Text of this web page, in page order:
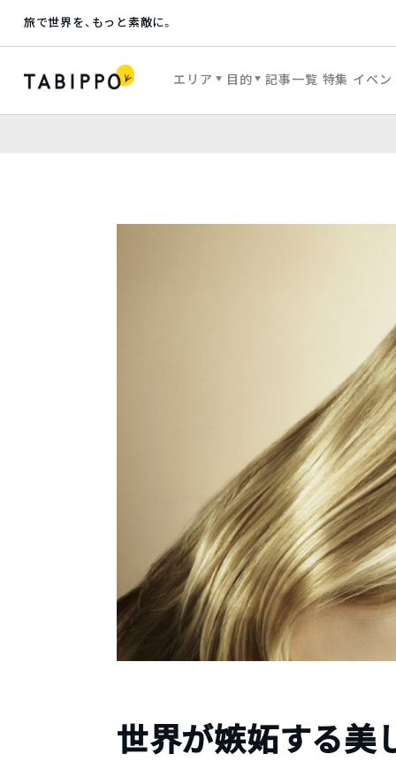
旅で世界を、もっと素敵に。
エリア 目的 記事一覧 特集 イベン
世界が嫉妬する美